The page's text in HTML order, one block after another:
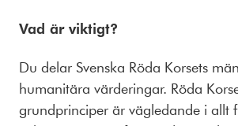
Vad är viktigt?
Du delar Svenska Röda Korsets
humanitära värderingar. Röda
grundprinciper är vägledande i allt